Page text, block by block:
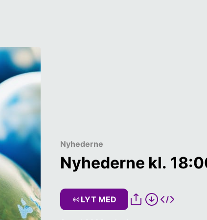
Nyhederne
Nyhederne kl.
LYT MED